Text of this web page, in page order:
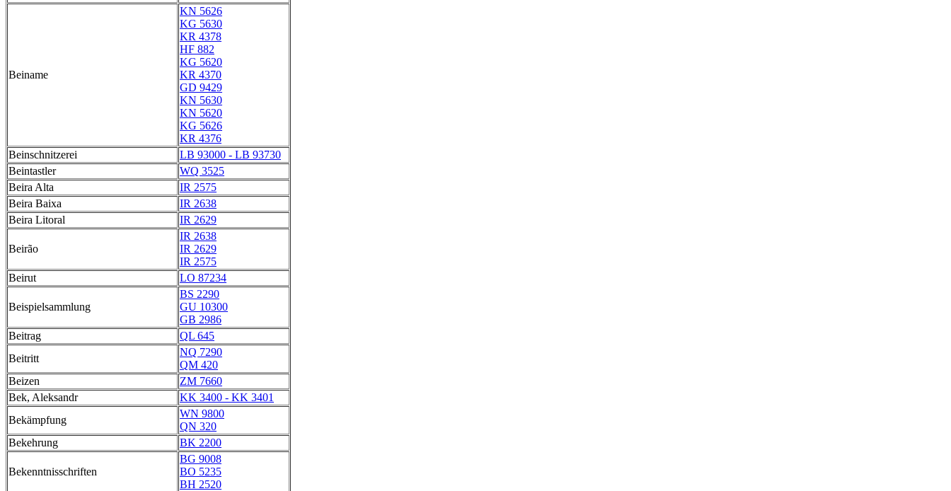
Beiname
KN 5626
KG 5630
KR 4378
HF 882
KG 5620
KR 4370
GD 9429
KN 5630
KN 5620
KG 5626
KR 4376
Beinschnitzerei
LB 93000 - LB 93730
Beintastler
WQ 3525
Beira Alta
IR 2575
Beira Baixa
IR 2638
Beira Litoral
IR 2629
Beirão
IR 2638
IR 2629
IR 2575
Beirut
LO 87234
Beispielsammlung
BS 2290
GU 10300
GB 2986
Beitrag
QL 645
Beitritt
NQ 7290
QM 420
Beizen
ZM 7660
Bek, Aleksandr
KK 3400 - KK 3401
Bekämpfung
WN 9800
QN 320
Bekehrung
BK 2200
Bekenntnisschriften
BG 9008
BO 5235
BH 2520